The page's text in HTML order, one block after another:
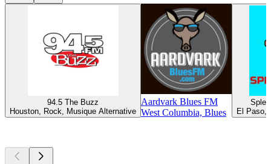
94.5 The Buzz
Houston, Rock, Musique Alternative
Aardvark Blues FM
West Columbia, Blues
El Paso,